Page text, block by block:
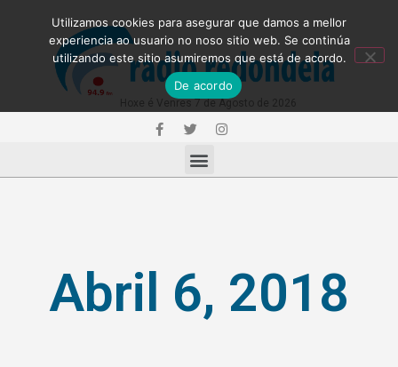
Abril 6, 2018
Utilizamos cookies para asegurar que damos a mellor
experiencia ao usuario no noso sitio web. Se continúa
utilizando este sitio asumiremos que está de acordo.
De acordo